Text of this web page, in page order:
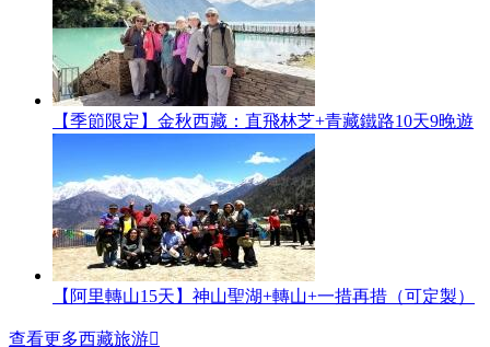
【季節限定】金秋西藏：直飛林芝+青藏鐵路10天9晚遊
【阿里轉山15天】神山聖湖+轉山+一措再措（可定製）
查看更多西藏旅游